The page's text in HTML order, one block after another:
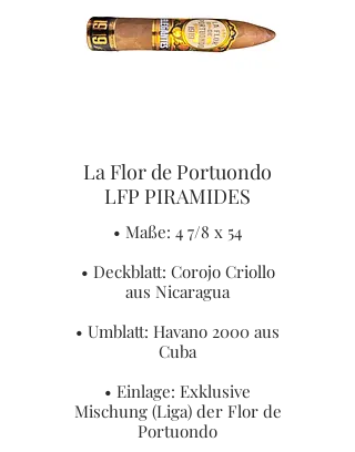
La Flor de Portuondo
LFP PIRAMIDES
• Maße: 4 7/8 x 54
• Deckblatt: Corojo Criollo
aus Nicaragua
• Umblatt: Havano 2000 aus
Cuba
• Einlage: Exklusive
Mischung (Liga) der Flor de
Portuondo